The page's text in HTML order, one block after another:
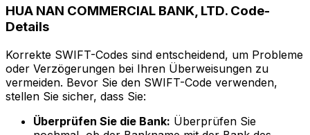
HUA NAN COMMERCIAL BANK, LTD. Code-
Details
Korrekte SWIFT-Codes sind entscheidend, um Probleme
oder Verzögerungen bei Ihren Überweisungen zu
vermeiden. Bevor Sie den SWIFT-Code verwenden,
stellen Sie sicher, dass Sie:
Überprüfen Sie die Bank: Überprüfen Sie